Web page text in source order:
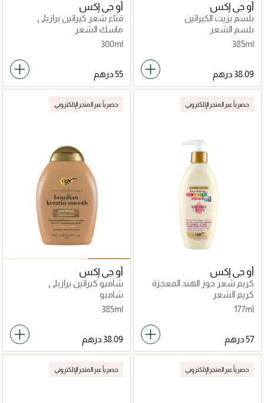
أو جي إكس
بلسم بزيت الكيراتين
بلسم الشعر
385ml
أو جي إكس
قناع شعر كيراتين برازيلي
ماسك الشعر
300ml
حصرياً عبر المتجر الإلكتروني
أو جي إكس
كريم شعر جوز الهند المعجزة
للتجفيف الطبيعي
كريم الشعر
177ml
حصرياً عبر المتجر الإلكتروني
أو جي إكس
شامبو كيراتين برازيلي
شامبو
385ml
حصرياً عبر المتجر الإلكتروني حصرياً عبر المتجر الإلكتروني